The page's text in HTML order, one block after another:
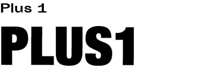
Plus 1